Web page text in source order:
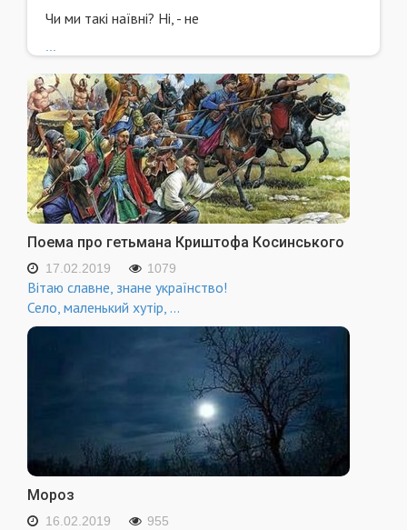
Чи ми такі наївні? Ні, - не
...
Поема про гетьмана Криштофа Косинського
17.02.2019 1079
Вітаю славне, знане українство!
Село, маленький хутір, ...
Мороз
16.02.2019 955